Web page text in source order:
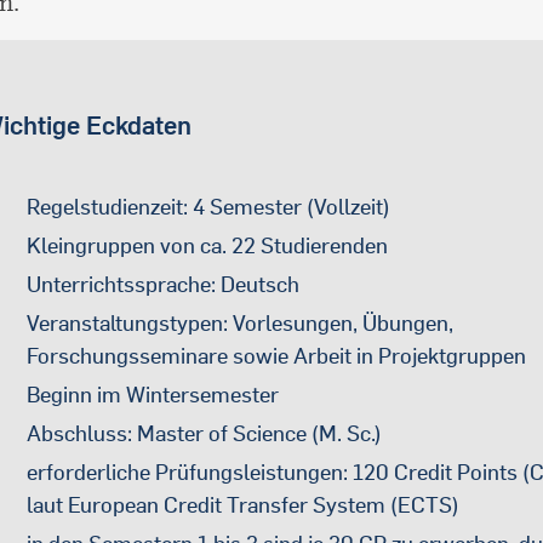
Eckdaten
Regelstudienzeit: 4 Semester (Vollzeit)
Kleingruppen von ca. 22 Studierenden
Unterrichtssprache: Deutsch
Veranstaltungstypen: Vorlesungen, Übungen,
Forschungsseminare sowie Arbeit in Projektgruppen
Beginn im Wintersemester
Abschluss: Master of Science (M. Sc.)
erforderliche Prüfungsleistungen: 120 Credit Points
laut European Credit Transfer System (ECTS)